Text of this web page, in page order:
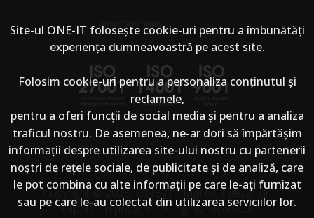
View Directions
Copyright © 2025 ONE-IT - Mai mult decât un
expert, un prieten - All rights reserved.
Site-ul ONE-IT foloseşte cookie-uri pentru a îmbunătăți
experiența dumneavoastră pe acest site.
Folosim cookie-uri pentru a personaliza conținutul și
reclamele,
pentru a oferi funcții de social media și pentru a analiza
traficul nostru. De asemenea, ne-ar dori să împărtășim
informații despre utilizarea site-ului nostru cu partenerii
noștri de rețele sociale, de publicitate și de analiză, care
le pot combina cu alte informații pe care le-ați furnizat
sau pe care le-au colectat din utilizarea serviciilor lor.